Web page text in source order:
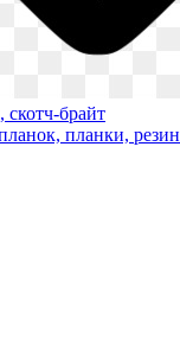
брайт
планки,